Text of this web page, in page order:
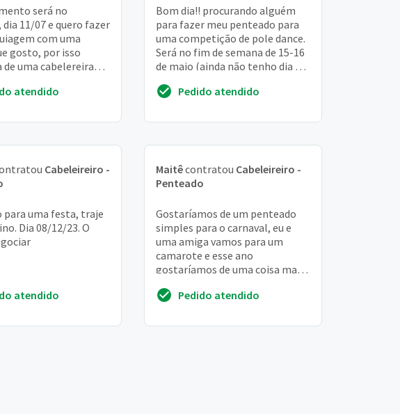
será no
11/07 e quero fazer
com uma
gosto, por isso
de uma cabelereira
e irmã. O cas...
atendido
Bom dia!! procurando alguém
para fazer meu penteado para
uma competição de pole dance.
Será no fim de semana de 15-16
de maio (ainda não tenho dia e
apresentação), para m...
Pedido atendido
Cabeleireiro -
para uma festa, traje
Dia 08/12/23. O
atendido
Maitêcontratou Cabeleireiro -
Penteado
Gostaríamos de um penteado
simples para o carnaval, eu e
uma amiga vamos para um
camarote e esse ano
gostaríamos de uma coisa mais
tão complexos, assim que r...
Pedido atendido